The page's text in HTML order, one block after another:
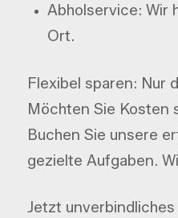
Abholservice: Wir
Ort.
Flexibel sparen: Nur
Möchten Sie Kosten
Buchen Sie unsere
gezielte Aufgaben.
Jetzt